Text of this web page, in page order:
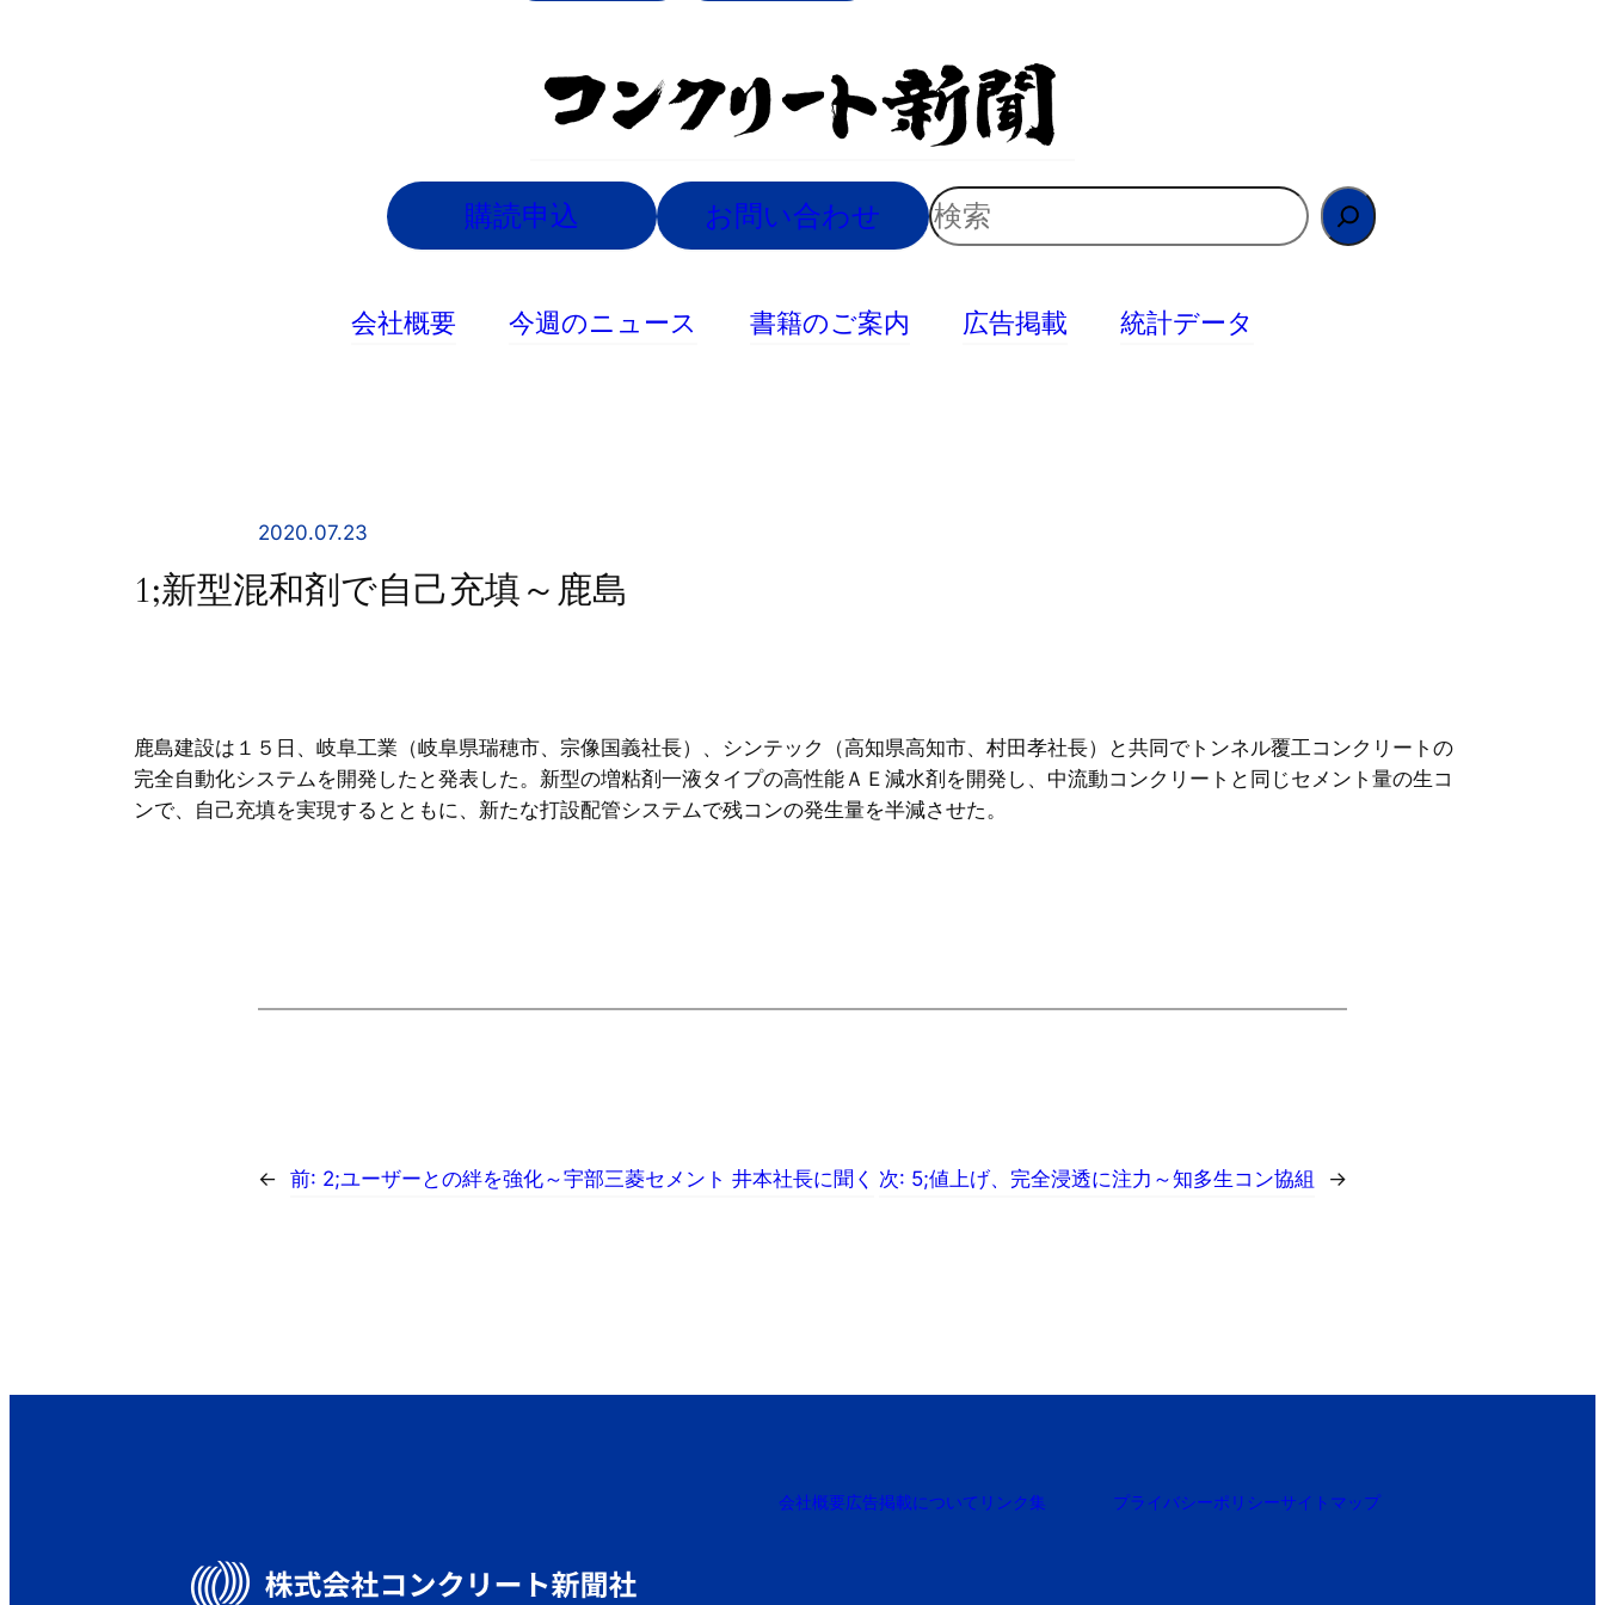
購読申込 お問い合わせ
検
索
会社概要 今週のニュース 書籍のご案内 広告掲載 統計データ
2020.07.23
1;新型混和剤で自己充填～鹿島
鹿島建設は１５日、岐阜工業（岐阜県瑞穂市、宗像国義社長）、シンテック（高知県高知市、村田孝社長）と共同でトンネル覆工コンクリートの
完全自動化システムを開発したと発表した。新型の増粘剤一液タイプの高性能ＡＥ減水剤を開発し、中流動コンクリートと同じセメント量の生コ
ンで、自己充填を実現するとともに、新たな打設配管システムで残コンの発生量を半減させた。
← 前: 2;ユーザーとの絆を強化～宇部三菱セメント 井本社長に聞く 次: 5;値上げ、完全浸透に注力～知多生コン協組 →
会社概要広告掲載について リンク集 プライバシーポリシーサイトマップ